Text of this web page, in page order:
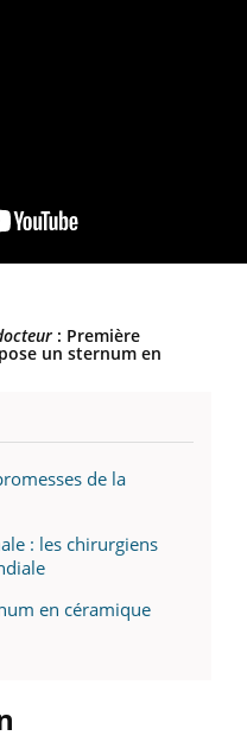
: Première
un sternum en
de la
: les chirurgiens
en céramique